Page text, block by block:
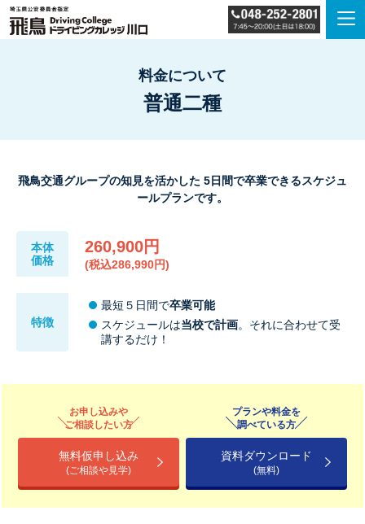
料金について
普通二種
飛鳥交通グループの知見を活かした 5日間で卒業できるスケジュ
ールプランです。
本体
価格
260,900円
(税込286,990円)
特徴
最短５日間で卒業可能
スケジュールは当校で計画。それに合わせて受
講するだけ！
お申し込みや
ご相談したい方
無料仮申し込み
(ご相談や見学)
プランや料金を
調べている方
資料ダウンロード
(無料)